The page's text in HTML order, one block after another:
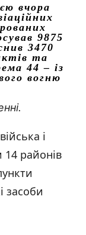
вчора
9875
3470
та
44 – із
вогню
і
районів
засоби